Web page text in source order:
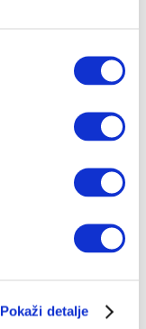
Pokaži detalje